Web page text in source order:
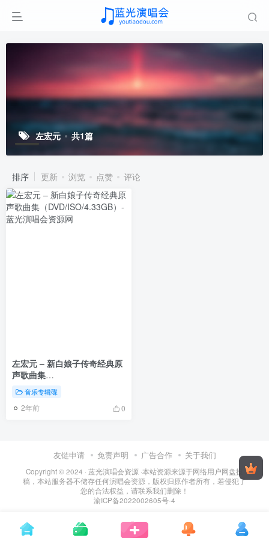
左宏元 共1篇
排序 更新 浏览 点赞 评论
左宏元 – 新白娘子传奇经典原
声歌曲集
（DVD/ISO/4.33GB）
音乐专辑碟
2年前 0
友链申请 免责声明 广告合作 关于我们
Copyright © 2024 · 蓝光演唱会资源 ·本站资源来源于网络用户网盘投
稿，本站服务器不储存任何演唱会资源，版权归原作者所有，若侵犯了
您的合法权益，请联系我们删除！
渝ICP备2022002605号-4